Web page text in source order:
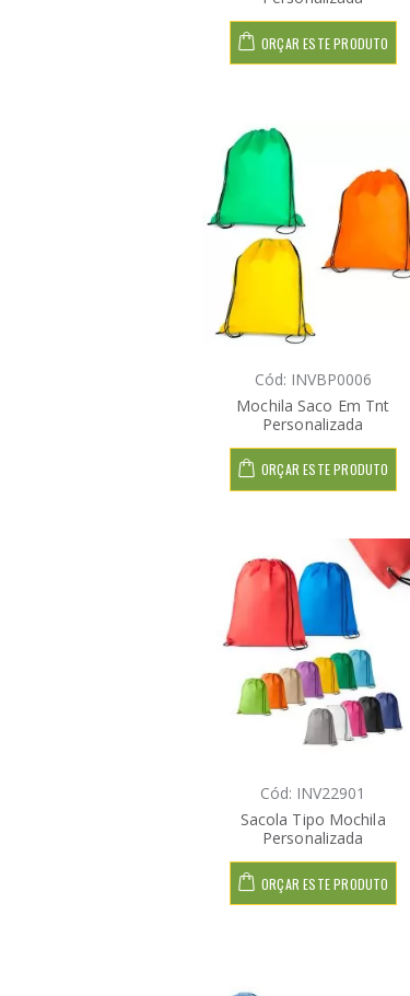
ORÇAR ESTE PRODUTO
Cód: INVBP0006
Mochila Saco Em Tnt
Personalizada
ORÇAR ESTE PRODUTO
Cód: INV22901
Sacola Tipo Mochila
Personalizada
ORÇAR ESTE PRODUTO